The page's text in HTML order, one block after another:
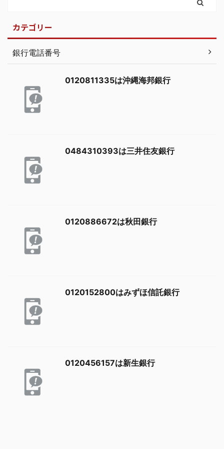
カテゴリー
銀行電話番号
0120811335は沖縄海邦銀行
0484310393は三井住友銀行
0120886672は秋田銀行
0120152800はみずほ信託銀行
0120456157は新生銀行